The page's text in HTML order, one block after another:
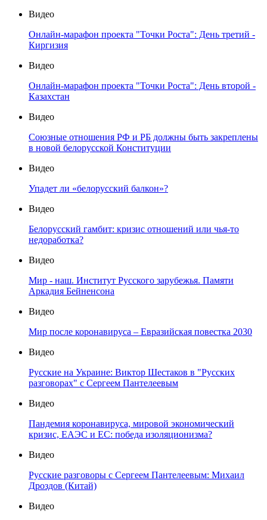
Видео
Онлайн-марафон проекта "Точки Роста": День третий -
Киргизия
Видео
Онлайн-марафон проекта "Точки Роста": День второй -
Казахстан
Видео
Союзные отношения РФ и РБ должны быть закреплены
в новой белорусской Конституции
Видео
Упадет ли «белорусский балкон»?
Видео
Белорусский гамбит: кризис отношений или чья-то
недоработка?
Видео
Мир - наш. Институт Русского зарубежья. Памяти
Аркадия Бейненсона
Видео
Мир после коронавируса – Евразийская повестка 2030
Видео
Русские на Украине: Виктор Шестаков в "Русских
разговорах" с Сергеем Пантелеевым
Видео
Пандемия коронавируса, мировой экономический
кризис, ЕАЭС и ЕС: победа изоляционизма?
Видео
Русские разговоры с Сергеем Пантелеевым: Михаил
Дроздов (Китай)
Видео